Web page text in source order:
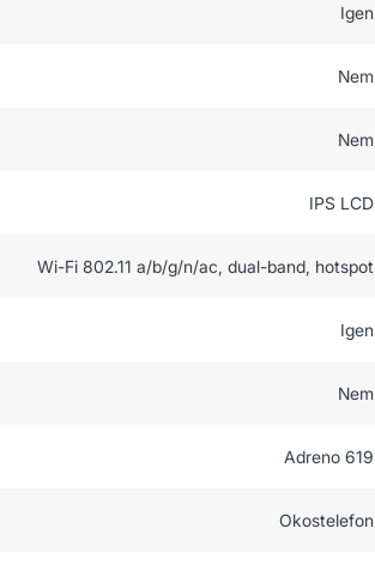
Igen
Nem
Nem
IPS LCD
Wi-Fi 802.11 a/b/g/n/ac, dual-band, hotspot
Igen
Nem
Adreno 619
Okostelefon